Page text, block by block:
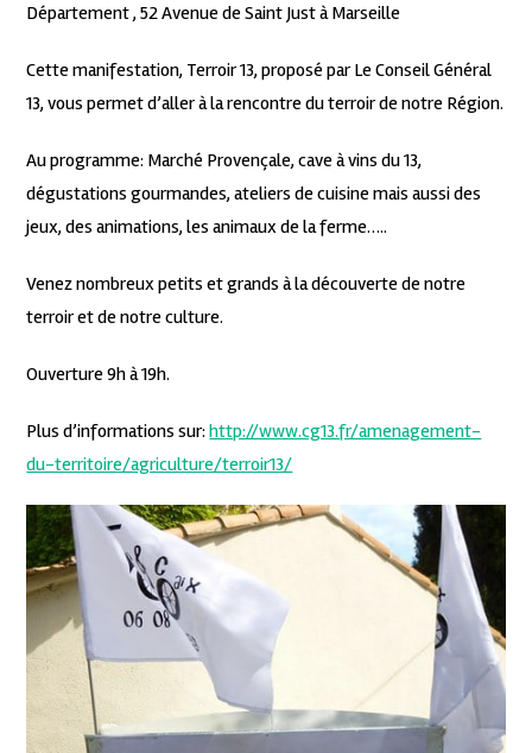
Département , 52 Avenue de Saint Just à Marseille
Cette manifestation, Terroir 13, proposé par Le Conseil Général
13, vous permet d’aller à la rencontre du terroir de notre Région.
Au programme: Marché Provençale, cave à vins du 13,
dégustations gourmandes, ateliers de cuisine mais aussi des
jeux, des animations, les animaux de la ferme…..
Venez nombreux petits et grands à la découverte de notre
terroir et de notre culture.
Ouverture 9h à 19h.
Plus d’informations sur:http://www.cg13.fr/amenagement-
du-territoire/agriculture/terroir13/